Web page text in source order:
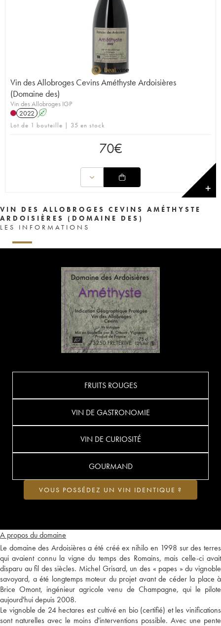
Vin des Allobroges Cevins Améthyste Ardoisières
(Domaine des)
Vin des Allobroges IGP
2022 A
Lot de 1 bouteille | 35 en stock
70€
✕
VIN DES ALLOBROGES CEVINS AMÉTHYSTE
ARDOISIÈRES (DOMAINE DES)
LES INFORMATIONS
A propos du domaine
Le domaine des Ardoisières a été créé ex nihilo en 1998 sur des terres
qui avaient connu la vigne du temps des Romains, mais celle-ci avait
disparu au fil des siècles. Michel Grisard, un des « papes » du vignoble
savoyard, a été longtemps moteur du projet avant de céder la place à
Brice Omont, ingénieur agricole venu de Champagne, qui le pilote
aujourd'hui depuis 2008.
Le vignoble de 24 hectares est cultivé en bio (certifié) et les vinifications
sont naturelles avec le moins d'interventions possible. Avec une pente
FRUITS ROUGES
VIN DE GASTRONOMIE
VIN DE CURIOSITÉ
GOURMAND
VOUS POSSÉDEZ UN VIN IDENTIQUE ?